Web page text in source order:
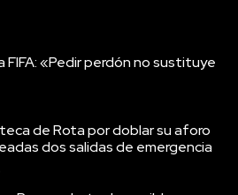
contra la
perdón no
rendir
FIFA: «Pedir perdón no sustituye
de Rota por doblar su aforo
dos salidas de emergencia